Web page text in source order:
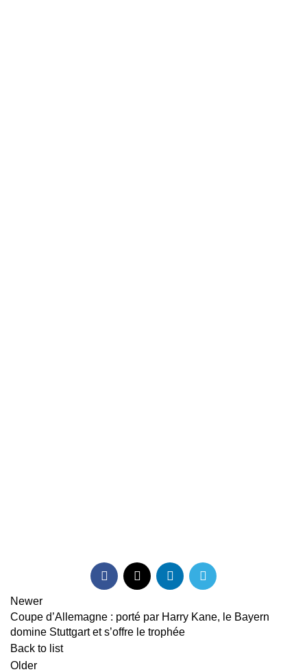
Newer
Coupe d’Allemagne : porté par Harry Kane, le Bayern
domine Stuttgart et s’offre le trophée
Back to list
Older